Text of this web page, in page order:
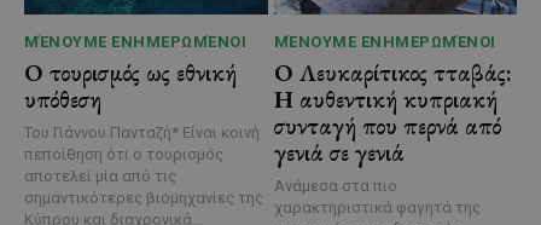
ΜΈΝΟΥΜΕ ΕΝΗΜΕΡΩΜΈΝΟΙ
Ο τουρισμός ως εθνική
υπόθεση
Του Γιάννου Πανταζή* Είναι κοινή
πεποίθηση ότι ο τουρισμός
αποτελεί μία από τις
σημαντικότερες βιομηχανίες της
Κύπρου και διαχρονικά...
ΜΈΝΟΥΜΕ ΕΝΗΜΕΡΩΜΈΝΟΙ
Ο Λευκαρίτικος τταβάς:
Η αυθεντική κυπριακή
συνταγή που περνά από
γενιά σε γενιά
Ανάμεσα στα πιο
χαρακτηριστικά φαγητά της